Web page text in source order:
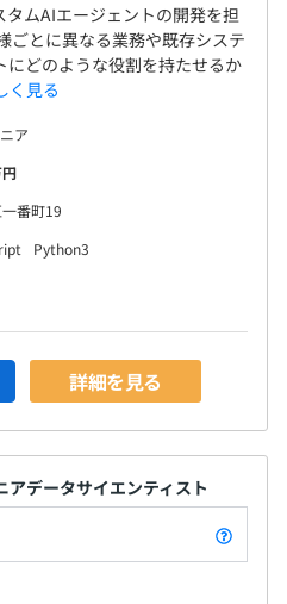
ムAIエージェントの開発を担
ごとに異なる業務や既存システ
にどのような役割を持たせるか
く見る
ア
番町19
Python3
詳細を見る
アデータサイエンティスト